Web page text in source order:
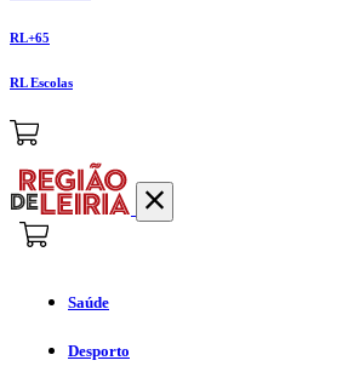
RL+65
RL Escolas
Saúde
Desporto